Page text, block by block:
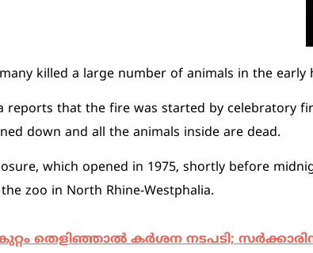
killed a large number of animals in the
reports that the fire was started by celebratory
down and all the animals inside are dead.
which opened in 1975, shortly before
zoo in North Rhine-Westphalia.
തെളി‌ഞ്ഞാല്‍ കര്‍ശന നടപടി;